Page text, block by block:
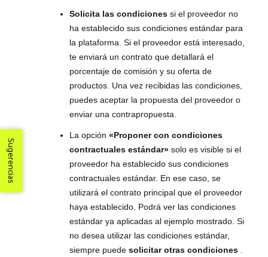
Solicita las condiciones si el proveedor no
ha establecido sus condiciones estándar para
la plataforma. Si el proveedor está interesado,
te enviará un contrato que detallará el
porcentaje de comisión y su oferta de
productos. Una vez recibidas las condiciones,
puedes aceptar la propuesta del proveedor o
enviar una contrapropuesta.
La opción «Proponer con condiciones
contractuales estándar» solo es visible si el
proveedor ha establecido sus condiciones
contractuales estándar. En ese caso, se
utilizará el contrato principal que el proveedor
haya establecido. Podrá ver las condiciones
estándar ya aplicadas al ejemplo mostrado. Si
no desea utilizar las condiciones estándar,
siempre puede solicitar otras condiciones
Sugerencias